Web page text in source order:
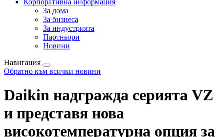
Корпоративна информация
За дома
За бизнеса
За индустрията
Партньори
Новини
Навигация
Обратно към всички новини
Daikin надгражда серията VZ
и представя нова
високотемпературна опция за